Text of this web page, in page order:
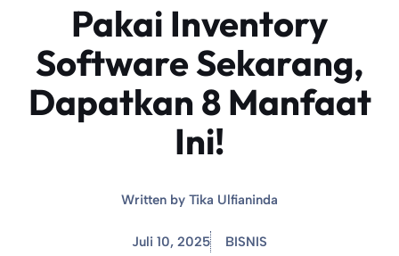
Pakai Inventory
Software Sekarang,
Dapatkan 8 Manfaat
Ini!
Written by Tika Ulfianinda
Juli 10, 2025 BISNIS